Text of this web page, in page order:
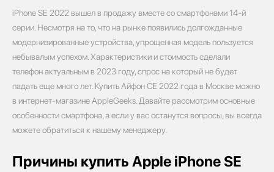
iPhone SE 2022 вышел в продажу вместе со смартфонами 14-й
серии. Несмотря на то, что на рынке появились долгожданные
модернизированные устройства, упрощенная модель пользуется
небывалым успехом. Характеристики и стоимость сделали
телефон актуальным в 2023 году, спрос на который не будет
падать еще много лет. Купить Айфон СЕ 2022 года в Москве можно
в интернет-магазине AppleGeeks. Давайте рассмотрим основные
особенности смартфона, а если у вас останутся вопросы, вы всегда
можете обратиться к нашему менеджеру.
Причины купить Apple iPhone SE